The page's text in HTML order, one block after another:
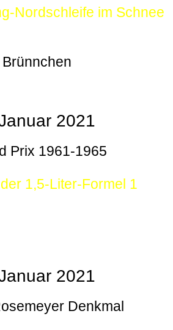
Nordschleife im Schnee
Brünnchen
2021
Prix 1961-1965
1,5-Liter-Formel 1
2021
Denkmal